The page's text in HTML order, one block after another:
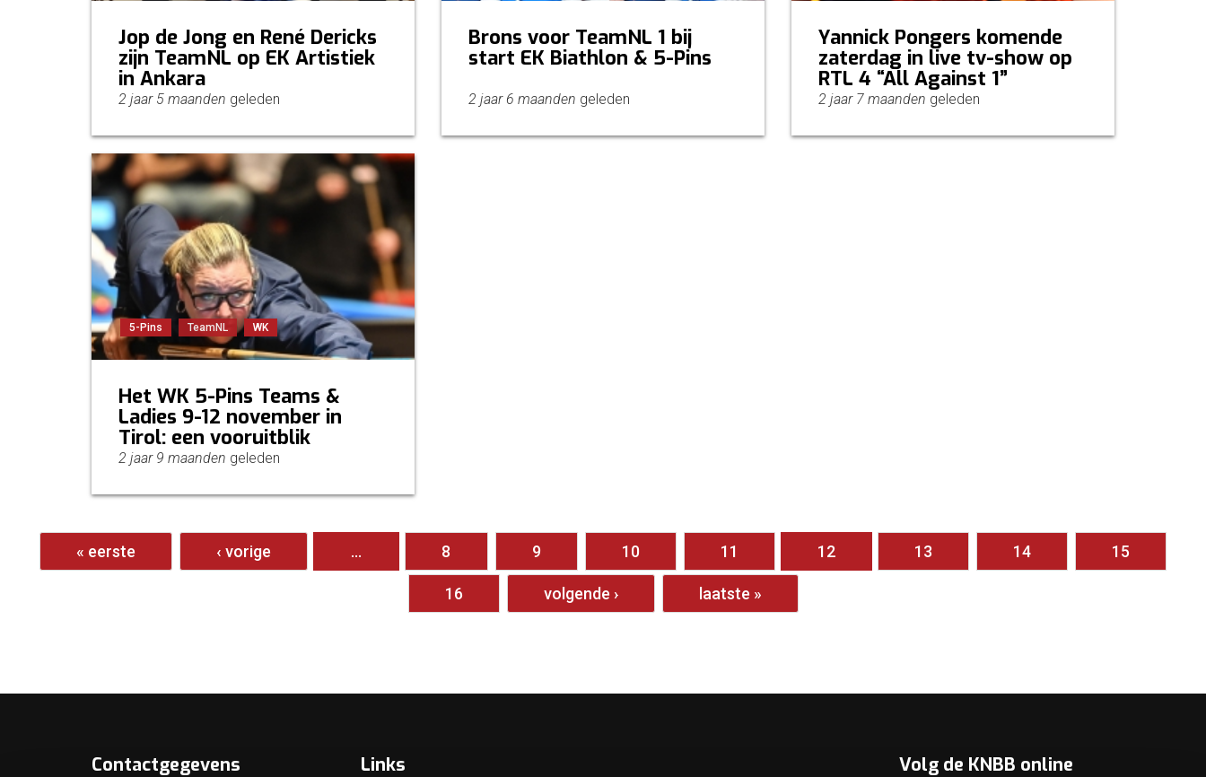
Jop de Jong en René Dericks
zijn TeamNL op EK Artistiek
in Ankara
2 jaar 5 maanden geleden
Brons voor TeamNL 1 bij
start EK Biathlon & 5-Pins
2 jaar 6 maanden geleden
Yannick Pongers komende
zaterdag in live tv-show op
RTL 4 “All Against 1”
2 jaar 7 maanden geleden
5-Pins TeamNL WK
Het WK 5-Pins Teams &
Ladies 9-12 november in
Tirol: een vooruitblik
2 jaar 9 maanden geleden
Pagina's
« eerste
‹ vorige … 8 9 10 11 12 13 14 15
16 volgende › laatste »
Contactgegevens Links Volg de KNBB online